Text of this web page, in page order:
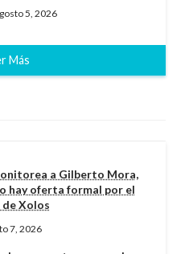
5, 2026
Más
a Gilberto Mora,
hay oferta formal por el
de Xolos
7, 2026